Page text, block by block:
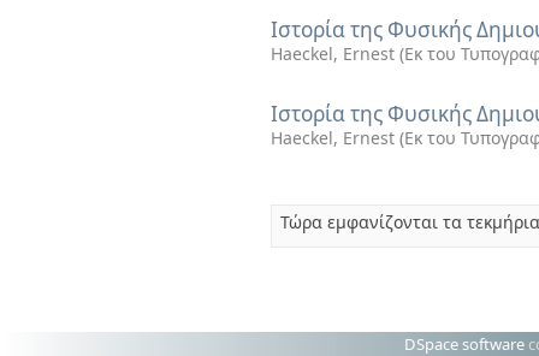
Ιστορία της Φυσικής
Haeckel, Ernest (Εκ του
Ιστορία της Φυσικής
Haeckel, Ernest (Εκ του
Τώρα εμφανίζονται τα
DSpace software